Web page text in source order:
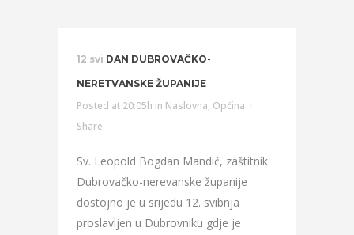
12 svi DAN DUBROVAČKO-
NERETVANSKE ŽUPANIJE
Posted at 20:05h in Naslovna, Općina
Share
Sv. Leopold Bogdan Mandić, zaštitnik
Dubrovačko-nerevanske županije
dostojno je u srijedu 12. svibnja
proslavljen u Dubrovniku gdje je